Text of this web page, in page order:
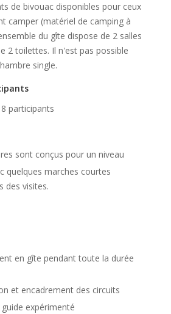
de bivouac disponibles pour ceux
camper (matériel de camping à
du gîte dispose de 2 salles
2 toilettes. Il n'est pas possible
single.
participants
sont conçus pour un niveau
quelques marches courtes
des visites.
en gîte pendant toute la durée
et encadrement des circuits
expérimenté